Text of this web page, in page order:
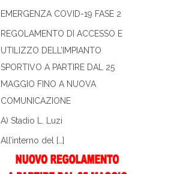
EMERGENZA COVID-19 FASE 2
REGOLAMENTO DI ACCESSO E
UTILIZZO DELL’IMPIANTO
SPORTIVO A PARTIRE DAL 25
MAGGIO FINO A NUOVA
COMUNICAZIONE
A) Stadio L. Luzi
All’interno del […]